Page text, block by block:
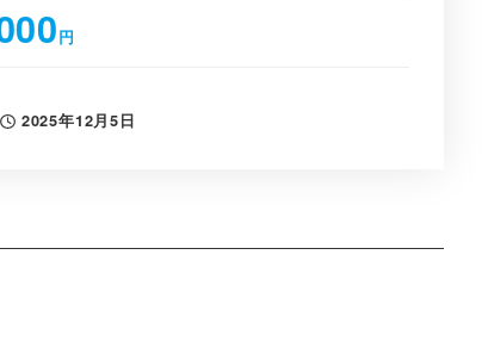
円
投稿日
2025年12月5日